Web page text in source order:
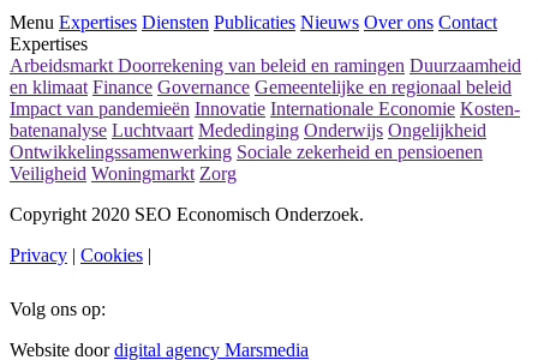
Menu Expertises Diensten Publicaties Nieuws Over ons Contact
Expertises
Arbeidsmarkt Doorrekening van beleid en ramingen Duurzaamheid
en klimaat Finance Governance Gemeentelijke en regionaal beleid
Impact van pandemieën Innovatie Internationale Economie Kosten-
batenanalyse Luchtvaart Mededinging Onderwijs Ongelijkheid
Ontwikkelingssamenwerking Sociale zekerheid en pensioenen
Veiligheid Woningmarkt Zorg
Copyright 2020 SEO Economisch Onderzoek.
Privacy | Cookies |
Volg ons op:
Website doordigital agency Marsmedia